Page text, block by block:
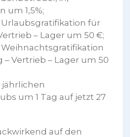
um 1,5%;
für
– Lager um 50 €;
Vertrieb – Lager um 50
um 1 Tag auf jetzt 27
auf den